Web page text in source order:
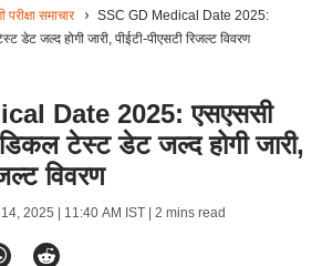
परीक्षा समाचार
SSC GD Medical Date 2025:
डेट जल्द होगी जारी, पीईटी-पीएसटी रिजल्ट विवरण
Date 2025: एसएससी
टेस्ट डेट जल्द होगी जारी,
विवरण
2025 | 11:40 AM IST| 2 mins read